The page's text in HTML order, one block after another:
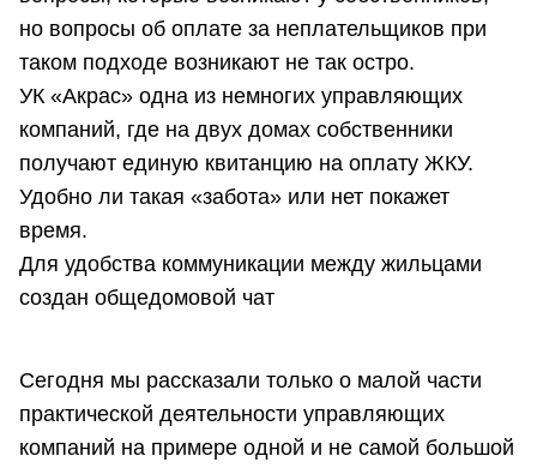
но вопросы об оплате за неплательщиков при
таком подходе возникают не так остро.
УК «Акрас» одна из немногих управляющих
компаний, где на двух домах собственники
получают единую квитанцию на оплату ЖКУ.
Удобно ли такая «забота» или нет покажет
время.
Для удобства коммуникации между жильцами
создан общедомовой чат
Сегодня мы рассказали только о малой части
практической деятельности управляющих
компаний на примере одной и не самой большой